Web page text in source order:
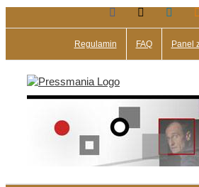
do
Facebook
Regulamin FAQ Panel